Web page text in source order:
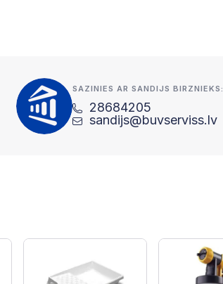
SAZINIES AR SANDIJS BIRZNIEKS:
28684205
sandijs@buvserviss.lv